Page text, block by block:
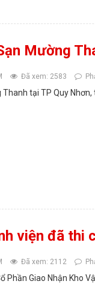
Mường
Đã xem: 2583
tại TP Quy
viện đã thi
Đã xem: 2112
Phần Giao Nhận Kho